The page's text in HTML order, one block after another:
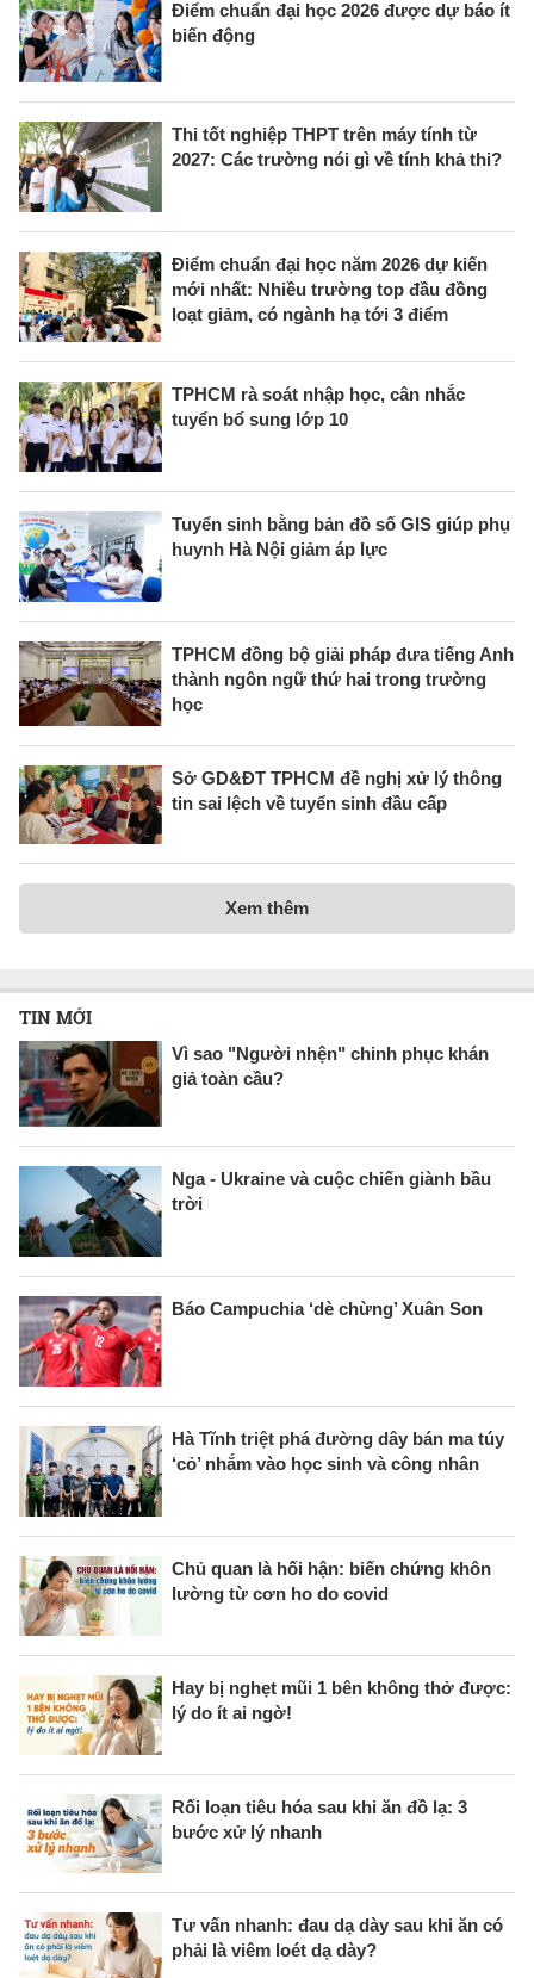
Điểm chuẩn đại học 2026 được dự báo ít
biến động
Thi tốt nghiệp THPT trên máy tính từ
2027: Các trường nói gì về tính khả thi?
Điểm chuẩn đại học năm 2026 dự kiến
mới nhất: Nhiều trường top đầu đồng
loạt giảm, có ngành hạ tới 3 điểm
TPHCM rà soát nhập học, cân nhắc
tuyển bổ sung lớp 10
Tuyển sinh bằng bản đồ số GIS giúp phụ
huynh Hà Nội giảm áp lực
TPHCM đồng bộ giải pháp đưa tiếng Anh
thành ngôn ngữ thứ hai trong trường
học
Sở GD&ĐT TPHCM đề nghị xử lý thông
tin sai lệch về tuyển sinh đầu cấp
Xem thêm
TIN MỚI
Vì sao "Người nhện" chinh phục khán
giả toàn cầu?
Nga - Ukraine và cuộc chiến giành bầu
trời
Báo Campuchia ‘dè chừng’ Xuân Son
Hà Tĩnh triệt phá đường dây bán ma túy
‘cỏ’ nhắm vào học sinh và công nhân
Chủ quan là hối hận: biến chứng khôn
lường từ cơn ho do covid
Hay bị nghẹt mũi 1 bên không thở được:
lý do ít ai ngờ!
Rối loạn tiêu hóa sau khi ăn đồ lạ: 3
bước xử lý nhanh
Tư vấn nhanh: đau dạ dày sau khi ăn có
phải là viêm loét dạ dày?